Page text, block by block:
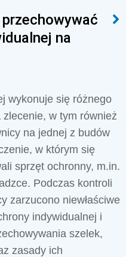
na
wykonuje się różnego
w tym również
na jednej z budów
w którym się
sprzęt ochronny, m.in.
Podczas kontroli
zarzucono niewłaściwe
indywidualnej i
szelek,
zasady ich